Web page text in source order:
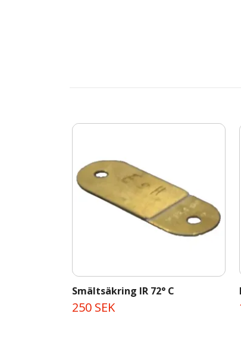
Smältsäkring IR 72° C
250 SEK